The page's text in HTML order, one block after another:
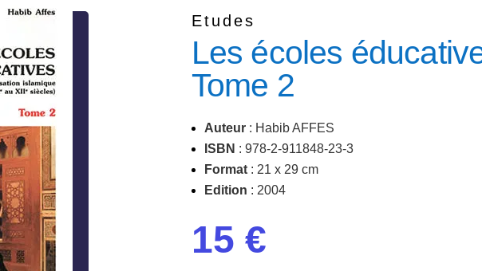
Etudes
Les écoles
Tome 2
Auteur: Habib AFFES
ISBN : 978-2-911848-23-3
Format: 21 x 29 cm
Edition : 2004
15 €